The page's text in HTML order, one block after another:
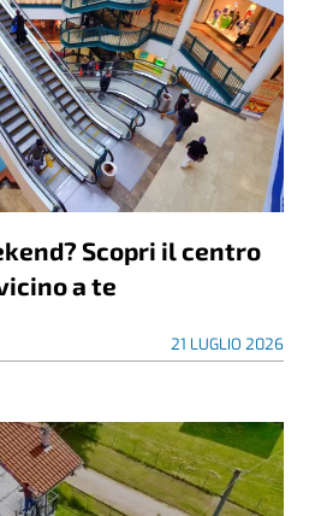
Scopri il centro
a te
21 LUGLIO 2026